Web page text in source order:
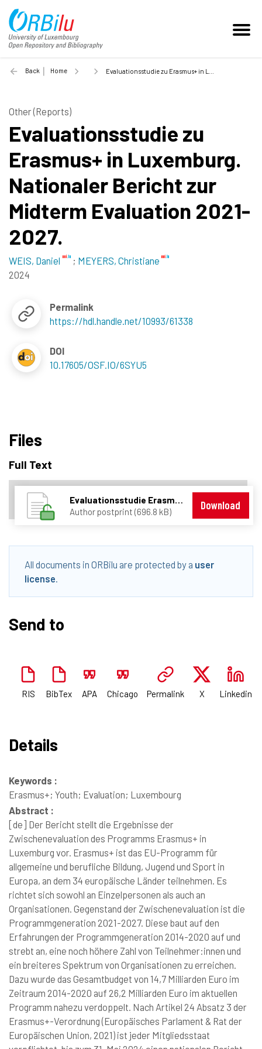
Back Home Evaluationsstudie zu Erasmus+ in Luxemburg. Nationaler Bericht zur Midterm Evaluation 2021-2027. - 2024
Other (Reports)
Evaluationsstudie zu
Erasmus+ in Luxemburg.
Nationaler Bericht zur
Midterm Evaluation 2021-
2027.
WEIS, Daniel ; MEYERS, Christiane
2024
Permalink
https://hdl.handle.net/10993/61338
DOI
10.17605/OSF.IO/6SYU5
Files
Full Text
Author postprint (696.8 kB)
Download
All documents in ORBilu are protected by a user
license
Send to
RIS BibTex APA Chicago Permalink X Linkedin
Details
Keywords :
Erasmus+; Youth; Evaluation; Luxembourg
Abstract :
[de] Der Bericht stellt die Ergebnisse der
Zwischenevaluation des Programms Erasmus+ in
Luxemburg vor. Erasmus+ ist das EU-Programm für
allgemeine und berufliche Bildung, Jugend und Sport in
Europa, an dem 34 europäische Länder teilnehmen. Es
richtet sich sowohl an Einzelpersonen als auch an
Organisationen. Gegenstand der Zwischenevaluation ist die
Programmgeneration 2021-2027. Diese baut auf den
Erfahrungen der Programmgeneration 2014-2020 auf und
strebt an, eine noch höhere Zahl von Teilnehmer:innen und
ein breiteres Spektrum von Organisationen zu erreichen.
Dazu wurde das Gesamtbudget von 14,7 Milliarden Euro im
Zeitraum 2014-2020 auf 26,2 Milliarden Euro im aktuellen
Programm nahezu verdoppelt. Nach Artikel 24 Absatz 3 der
Erasmus+-Verordnung (Europäisches Parlament & Rat der
Europäischen Union, 2021) ist jeder Mitgliedsstaat